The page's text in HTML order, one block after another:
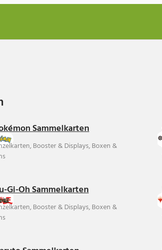
Sammelkarten
Booster & Displays, Boxen &
Gi-Oh Sammelkarten
Booster & Displays, Boxen &